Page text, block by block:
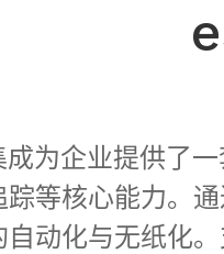
等核心能力。
动化与无纸化